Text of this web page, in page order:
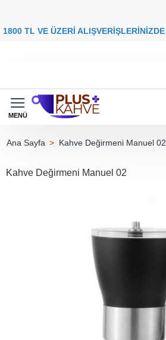
00 TL VE ÜZERİ ALIŞVERİŞLERİNİZDE
Kahve Değirmeni Manuel 02
Kahve Değirmeni Manuel 02